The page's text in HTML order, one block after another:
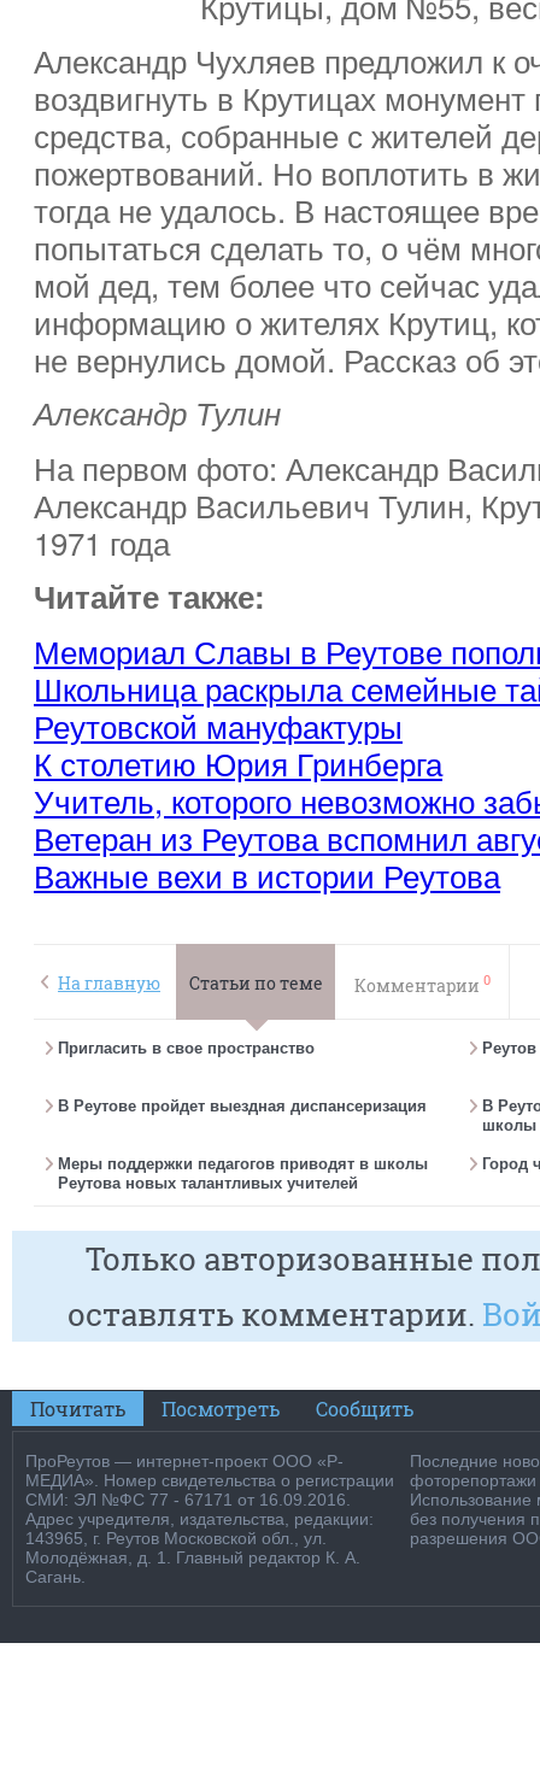
Александр Чухляев предложил к
воздвигнуть в Крутицах
средства, собранные с жителей
пожертвований. Но воплотить в
тогда не удалось. В настоящее
попытаться сделать то, о чём
мой дед, тем более что сейчас
информацию о жителях Крутиц,
не вернулись домой. Рассказ об
Александр Тулин
На первом фото: Александр
Александр Васильевич Тулин,
1971 года
Читайте также:
Мемориал Славы в Реутове
Школьница раскрыла семейные
Реутовской мануфактуры
К столетию Юрия Гринберга
Учитель, которого невозможно
Ветеран из Реутова вспомнил
Важные вехи в истории Реутова
На главную Статьи по теме Комментарии 0
Пригласить в свое пространство
В Реутове пройдет выездная диспансеризация
В
школы
Меры поддержки педагогов приводят в школы
Реутова новых талантливых учителей
Город
Только авторизованные
оставлять комментарии.
Почитать Посмотреть Сообщить
ПроРеутов — интернет-проект ООО «Р-
МЕДИА». Номер свидетельства о регистрации
СМИ: ЭЛ №ФС 77 - 67171 от 16.09.2016.
Адрес учредителя, издательства, редакции:
143965, г. Реутов Московской обл., ул.
Молодёжная, д. 1. Главный редактор К. А.
Сагань.
Последние
фоторепортажи
Использование
без получения
разрешения